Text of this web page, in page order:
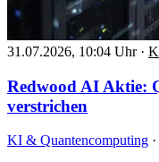
31.07.2026, 10:04 Uhr ·
Redwood AI Aktie:
verstrichen
KI & Quantencomputing ·